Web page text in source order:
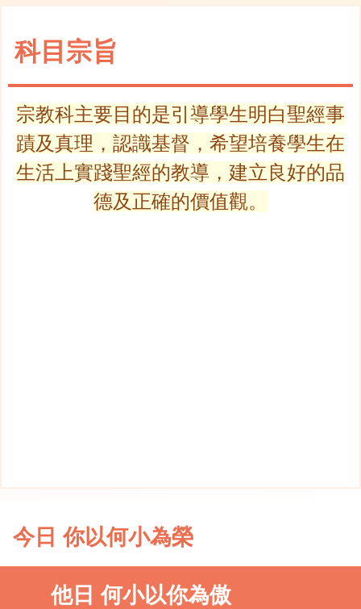
科目宗旨
宗教科主要目的是引導學生明白聖經事
蹟及真理，認識基督，希望培養學生在
生活上實踐聖經的教導，建立良好的品
德及正確的價值觀。
今日 你以何小為榮
他日 何小以你為傲